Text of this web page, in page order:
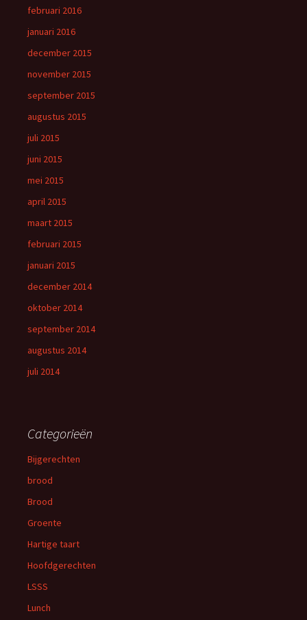
februari 2016
januari 2016
december 2015
november 2015
september 2015
augustus 2015
juli 2015
juni 2015
mei 2015
april 2015
maart 2015
februari 2015
januari 2015
december 2014
oktober 2014
september 2014
augustus 2014
juli 2014
Categorieën
Bijgerechten
brood
Brood
Groente
Hartige taart
Hoofdgerechten
LSSS
Lunch